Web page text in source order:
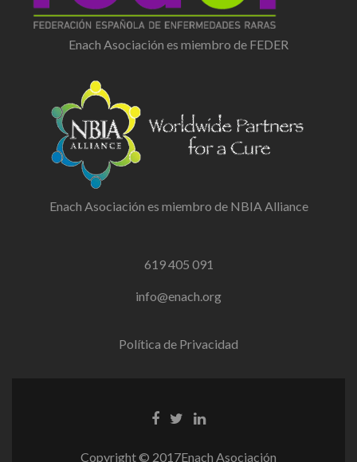
Enach Asociación es miembro de FEDER
Enach Asociación es miembro de NBIA Alliance
619 405 091
info@enach.org
Política de Privacidad
Facebook
TwitterLinkedin
Copyright © 2017Enach Asociación